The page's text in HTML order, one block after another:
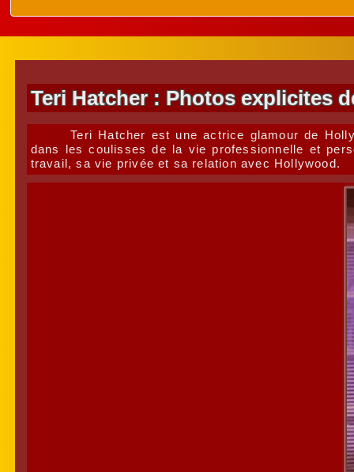
Teri Hatcher : Photos explicites
Teri Hatcher est une actrice glamour de
dans les coulisses de la vie professionnelle et
travail, sa vie privée et sa relation avec Hollywood.